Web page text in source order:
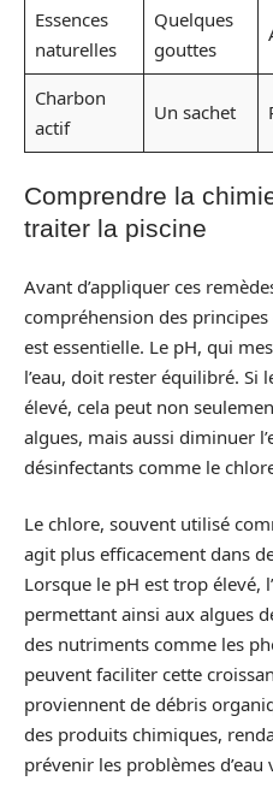
Essences
naturelles
Quelques
gouttes
Charbon
actif
Un sachet
Comprendre la
traiter la piscine
Avant d’appliquer ces
compréhension des principes
est essentielle. Le pH, qui
l’eau, doit rester équilibré. Si
élevé, cela peut non
algues, mais aussi diminuer
désinfectants comme le
Le chlore, souvent utilisé
agit plus efficacement dans
Lorsque le pH est trop élevé,
permettant ainsi aux algues
des nutriments comme les
peuvent faciliter cette
proviennent de débris
des produits chimiques,
prévenir les problèmes d’eau